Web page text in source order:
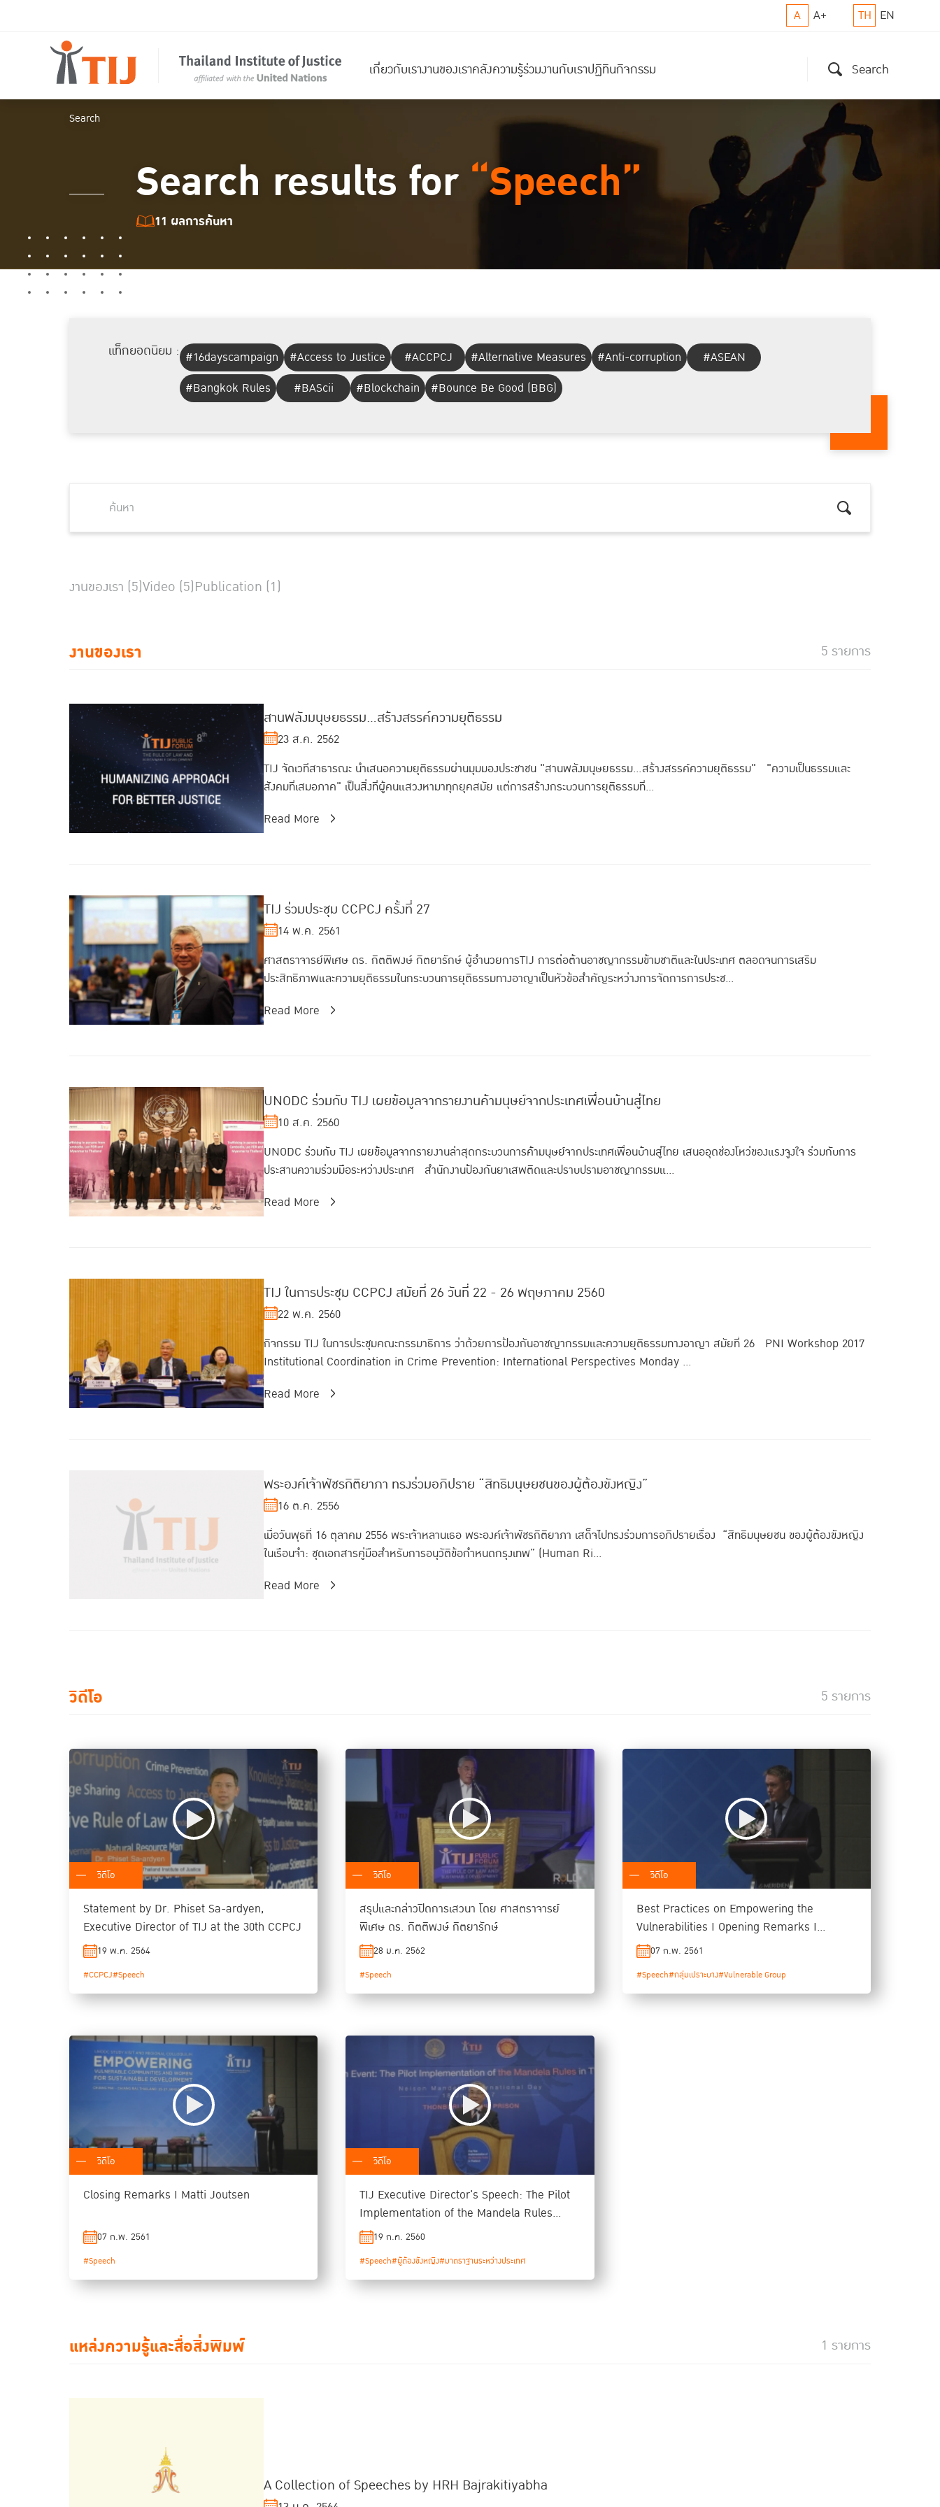
A A+ TH EN
เกี่ยวกับเรางานของเราคลังความรู้ร่วมงานกับเราปฏิทินกิจกรรม Search
Search
Search results for“Speech”
11 ผลการค้นหา
แท็กยอดนิยม : #16dayscampaign #Access to Justice #ACCPCJ #Alternative Measures #Anti-corruption
#ASEAN
#Bangkok Rules
#BAScii #Blockchain #Bounce Be Good (BBG)
งานของเรา (5)Video (5)Publication (1)
งานของเรา 5 รายการ
สานพลังมนุษยธรรม...สร้างสรรค์ความยุติธรรม
23 ส.ค. 2562
TIJ จัดเวทีสาธารณะ นำเสนอความยุติธรรมผ่านมุมมองประชาชน "สานพลังมนุษยธรรม...สร้างสรรค์ความยุติธรรม" "ความเป็นธรรมและ
สังคมที่เสมอภาค" เป็นสิ่งที่ผู้คนแสวงหามาทุกยุคสมัย แต่การสร้างกระบวนการยุติธรรมที่...
Read More
TIJ ร่วมประชุม CCPCJ ครั้งที่ 27
14 พ.ค. 2561
ศาสตราจารย์พิเศษ ดร. กิตติพงษ์ กิตยารักษ์ ผู้อำนวยการTIJ การต่อต้านอาชญากรรมข้ามชาติและในประเทศ ตลอดจนการเสริม
ประสิทธิภาพและความยุติธรรมในกระบวนการยุติธรรมทางอาญาเป็นหัวข้อสำคัญระหว่างการจัดการการประช...
Read More
UNODC ร่วมกับ TIJ เผยข้อมูลจากรายงานค้ามนุษย์จากประเทศเพื่อนบ้านสู่ไทย
10 ส.ค. 2560
UNODC ร่วมกับ TIJ เผยข้อมูลจากรายงานล่าสุดกระบวนการค้ามนุษย์จากประเทศเพื่อนบ้านสู่ไทย เสนออุดช่องโหว่ของแรงจูงใจ ร่วมกับการ
ประสานความร่วมมือระหว่างประเทศ สำนักงานป้องกันยาเสพติดและปราบปรามอาชญากรรมแ...
Read More
TIJ ในการประชุม CCPCJ สมัยที่ 26 วันที่ 22 - 26 พฤษภาคม 2560
22 พ.ค. 2560
กิจกรรม TIJ ในการประชุมคณะกรรมาธิการ ว่าด้วยการป้องกันอาชญากรรมและความยุติธรรมทางอาญา สมัยที่ 26 PNI Workshop 2017
Institutional Coordination in Crime Prevention: International Perspectives Monday ...
Read More
พระองค์เจ้าพัชรกิติยาภา ทรงร่วมอภิปราย “สิทธิมนุษยชนของผู้ต้องขังหญิง”
16 ต.ค. 2556
เมื่อวันพุธที่ 16 ตุลาคม 2556 พระเจ้าหลานเธอ พระองค์เจ้าพัชรกิติยาภา เสด็จไปทรงร่วมการอภิปรายเรื่อง “สิทธิมนุษยชน ของผู้ต้องขังหญิง
ในเรือนจำ: ชุดเอกสารคู่มือสำหรับการอนุวัติข้อกำหนดกรุงเทพ” (Human Ri...
Read More
วิดีโอ 5 รายการ
วิดีโอ
Statement by Dr. Phiset Sa-ardyen,
Executive Director of TIJ at the 30th CCPCJ
19 พ.ค. 2564
#CCPCJ#Speech
วิดีโอ
สรุปและกล่าวปิดการเสวนา โดย ศาสตราจารย์
พิเศษ ดร. กิตติพงษ์ กิตยารักษ์
28 ม.ค. 2562
#Speech
วิดีโอ
Best Practices on Empowering the
Vulnerabilities I Opening Remarks I
Jeremy Douglas
07 ก.พ. 2561
#Speech#กลุ่มเปราะบาง#Vulnerable Group
วิดีโอ
Closing Remarks I Matti Joutsen
07 ก.พ. 2561
#Speech
วิดีโอ
TIJ Executive Director's Speech: The Pilot
Implementation of the Mandela Rules
Launch Event
19 ก.ค. 2560
#Speech#ผู้ต้องขังหญิง#มาตราฐานระหว่างประเทศ
แหล่งความรู้และสื่อสิ่งพิมพ์ 1 รายการ
A Collection of Speeches by HRH Bajrakitiyabha